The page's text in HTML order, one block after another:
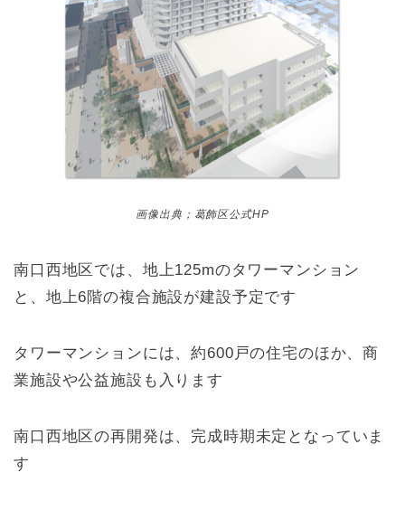
画像出典；葛飾区公式HP
南口西地区では、地上125mのタワーマンション
と、地上6階の複合施設が建設予定です
タワーマンションには、約600戸の住宅のほか、商
業施設や公益施設も入ります
南口西地区の再開発は、完成時期未定となっていま
す